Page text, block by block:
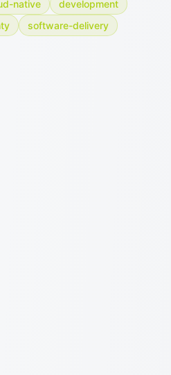
native
development
software-delivery